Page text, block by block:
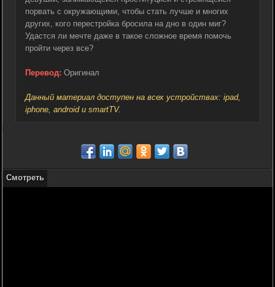
порвать с окружающими, чтобы стать лучше и многих
других, кого перестройка бросила на дно в один миг?
Удастся ли мечте даже в такое сложное время помочь
пройти через все?
Перевод: Оригинал
Данный материал доступен на всех устройствах: ipad,
iphone, android и smartTV.
Смотреть